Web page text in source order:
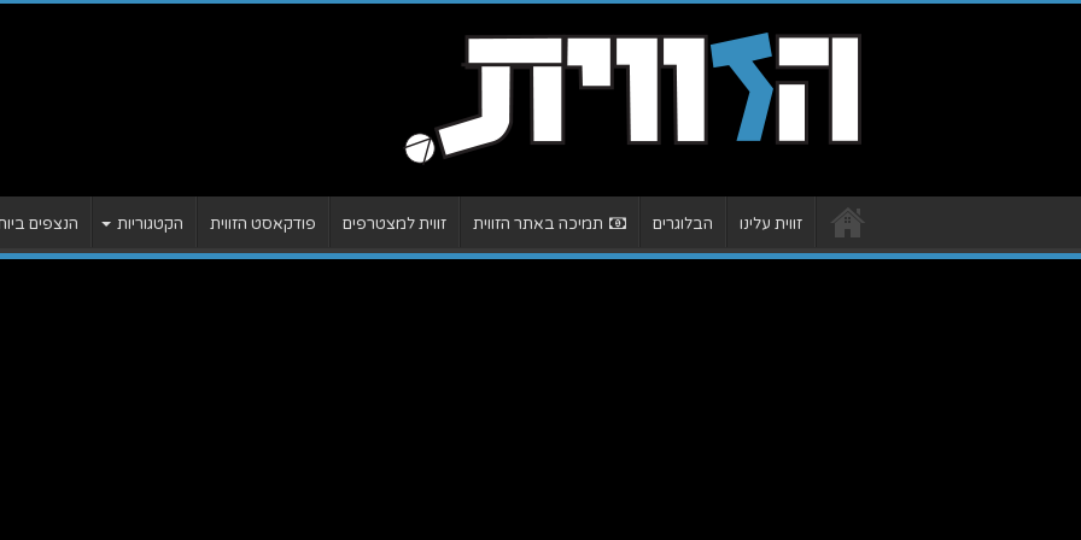
זווית עלינו הבלוגרים תמיכה באתר הזווית זווית למצטרפים פודקאסט הזווית הקטגוריות הנצפים